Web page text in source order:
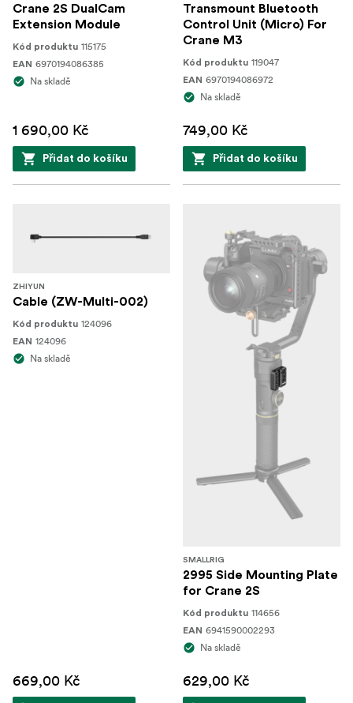
Crane 2S DualCam
Extension Module
Kód produktu 115175
EAN 6970194086385
Na skladě
1 690,00 Kč
Přidat do košíku
Transmount Bluetooth
Control Unit (Micro) For
Crane M3
Kód produktu 119047
EAN 6970194086972
Na skladě
749,00 Kč
Přidat do košíku
ZHIYUN
Cable (ZW-Multi-002)
Kód produktu 124096
EAN 124096
Na skladě
669,00 Kč
SMALLRIG
2995 Side Mounting Plate
for Crane 2S
Kód produktu 114656
EAN 6941590002293
Na skladě
629,00 Kč